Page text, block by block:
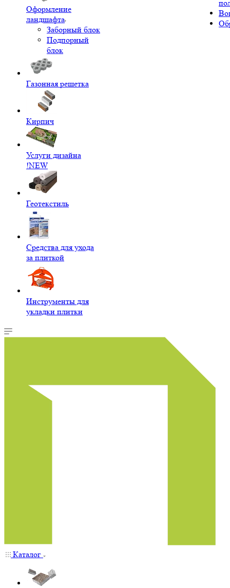
Оформление
ландшафта
Заборный блок
Подпорный
блок
Газонная решетка
Кирпич
Услуги дизайна
!NEW
Геотекстиль
Средства для ухода
за плиткой
Инструменты для
укладки плитки
Каталог